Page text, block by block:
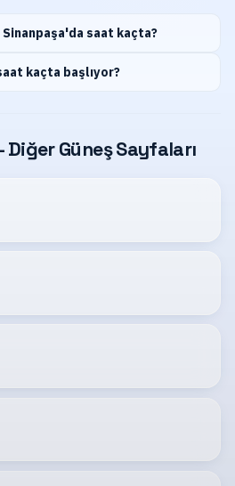
saat kaçta?
kaçta başlıyor?
Güneş Sayfaları